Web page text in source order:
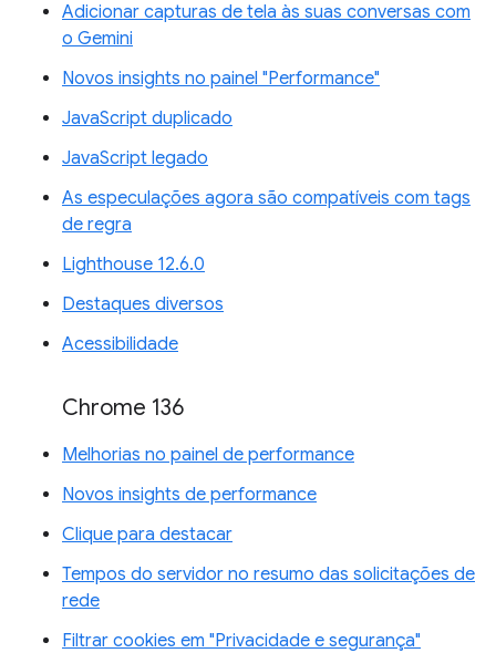
Adicionar capturas de tela às suas conversas com
o Gemini
Novos insights no painel "Performance"
JavaScript duplicado
JavaScript legado
As especulações agora são compatíveis com tags
de regra
Lighthouse 12.6.0
Destaques diversos
Acessibilidade
Chrome 136
Melhorias no painel de performance
Novos insights de performance
Clique para destacar
Tempos do servidor no resumo das solicitações de
rede
Filtrar cookies em "Privacidade e segurança"